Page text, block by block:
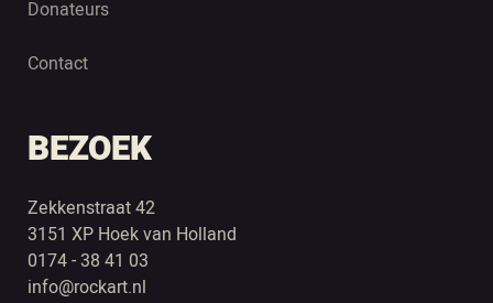
Donateurs
Contact
BEZOEK
Zekkenstraat 42
3151 XP Hoek van Holland
0174 - 38 41 03
info@rockart.nl